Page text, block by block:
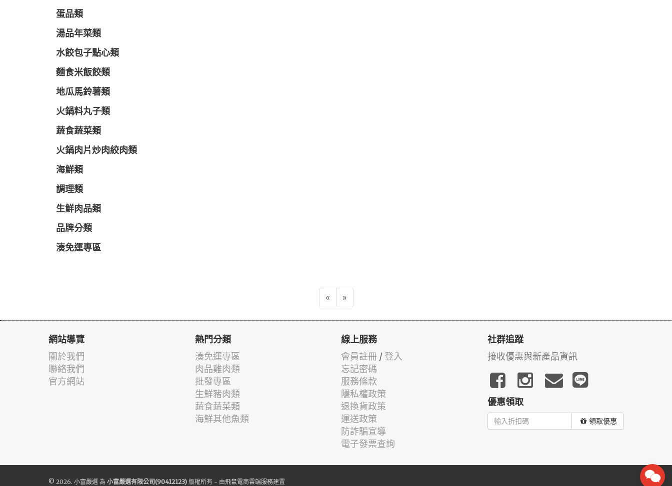
蛋品類
湯品年菜類
水餃包子點心類
麵食米飯餃類
地瓜馬鈴薯類
火鍋料丸子類
蔬食蔬菜類
火鍋肉片炒肉絞肉類
海鮮類
調理類
生鮮肉品類
品牌分類
湊免運專區
« »
網站導覽
關於我們
聯絡我們
官方網站
熱門分類
湊免運專區
肉品雞肉類
批發專區
生鮮豬肉類
蔬食蔬菜類
海鮮其他魚類
線上服務
會員註冊 / 登入
忘記密碼
服務條款
隱私權政策
退換貨政策
運送政策
防詐騙宣導
電子發票查詢
社群追蹤
接收優惠與新產品資訊
優惠領取
領取優惠
© 2026. 小富嚴選 為 小富嚴選有限公司(90412123) 版權所有 - 由飛鼠電商雲端服務建置